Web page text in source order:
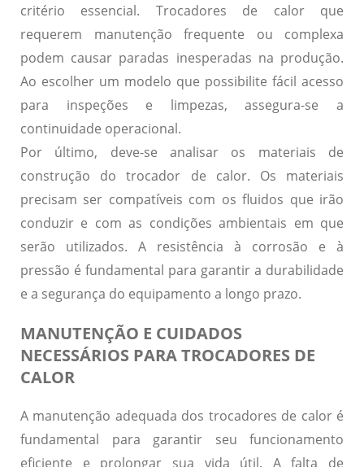
critério essencial. Trocadores de calor que
requerem manutenção frequente ou complexa
podem causar paradas inesperadas na produção.
Ao escolher um modelo que possibilite fácil acesso
para inspeções e limpezas, assegura-se a
continuidade operacional.
Por último, deve-se analisar os materiais de
construção do trocador de calor. Os materiais
precisam ser compatíveis com os fluidos que irão
conduzir e com as condições ambientais em que
serão utilizados. A resistência à corrosão e à
pressão é fundamental para garantir a durabilidade
e a segurança do equipamento a longo prazo.
MANUTENÇÃO E CUIDADOS
NECESSÁRIOS PARA TROCADORES DE
CALOR
A manutenção adequada dos trocadores de calor é
fundamental para garantir seu funcionamento
eficiente e prolongar sua vida útil. A falta de